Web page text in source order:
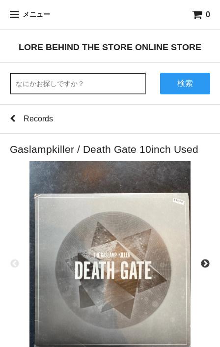
メニュー 0
LORE BEHIND THE STORE ONLINE STORE
検索
Records
Gaslampkiller / Death Gate 10inch Used